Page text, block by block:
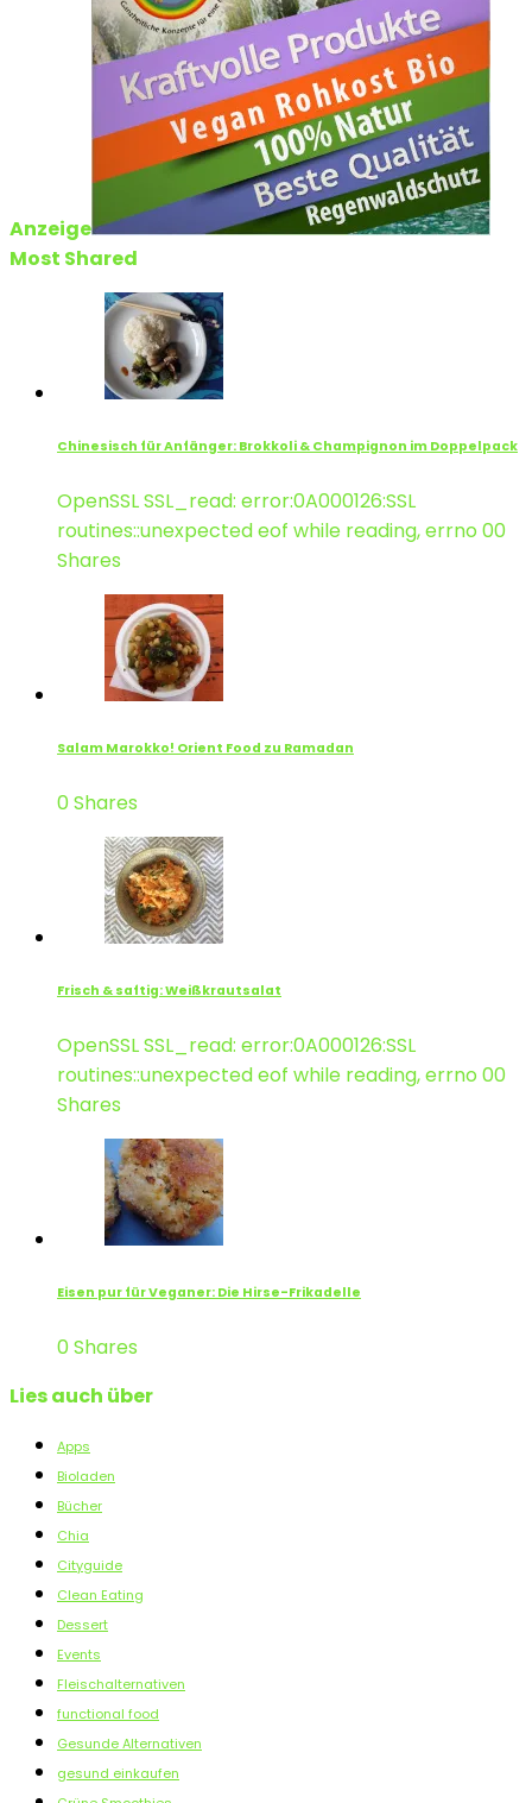
Anzeige
Most Shared
Chinesisch für Anfänger: Brokkoli & Champignon im Doppelpack
OpenSSL SSL_read: error:0A000126:SSL
routines::unexpected eof while reading, errno 00
Shares
Salam Marokko! Orient Food zu Ramadan
0 Shares
Frisch & saftig: Weißkrautsalat
OpenSSL SSL_read: error:0A000126:SSL
routines::unexpected eof while reading, errno 00
Shares
Eisen pur für Veganer: Die Hirse-Frikadelle
0 Shares
Lies auch über
Apps
Bioladen
Bücher
Chia
Cityguide
Clean Eating
Dessert
Events
Fleischalternativen
functional food
Gesunde Alternativen
gesund einkaufen